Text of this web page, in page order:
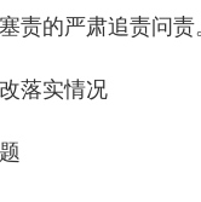
责的严肃追责问责
落实情况